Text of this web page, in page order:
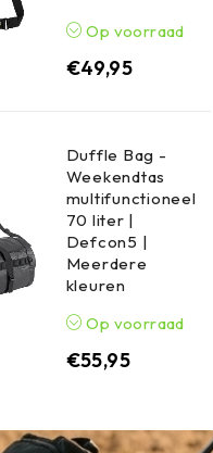
Op voorraad
€49,95
Duffle Bag -
Weekendtas
multifunctioneel
70 liter |
Defcon5 |
Meerdere
kleuren
Op voorraad
€55,95